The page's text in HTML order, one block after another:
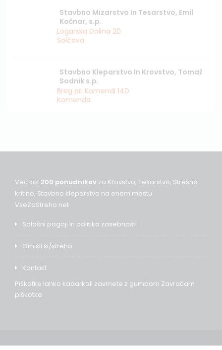
Stavbno Mizarstvo In Tesarstvo, Emil
Kočnar, s.p.
Logarska Dolina 20
Solčava
Stavbno Kleparstvo In Krovstvo, Tomaž
Sodnik s.p.
Breg pri Komendi 14D
Komenda
Več kot 200 ponudnikov za Krovstvo, Tesarstvo, Strešno
kritino, Stavbno kleparstvo na enem mestu
VseZaStreho.net
Splošni pogoji in politika zasebnosti
Omisli.si/streho
Kontakt
Piškotke lahko kadarkoli zavrnete z gumbom Zavračam
piškotke